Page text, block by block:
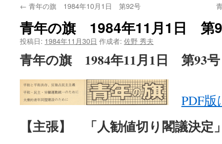
← 青年の旗 1984年10月1日 第92号
青年の旗 1984年11月1日 第
投稿日: 1984年11月30日 作成者: 佐野 秀夫
青年の旗 1984年11月1日 第93号
PDF
【主張】 「人勧値切り閣議決定